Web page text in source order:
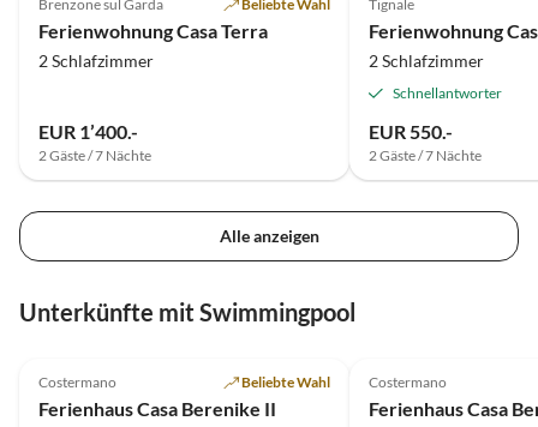
Brenzone sul Garda Beliebte Wahl
Ferienwohnung Casa Terra
2 Schlafzimmer
EUR 1’400.-
2 Gäste / 7 Nächte
Tignale
Ferienwohnung
2 Schlafzimmer
Schnellantworter
EUR 550.-
2 Gäste / 7 Nächte
Alle anzeigen
Unterkünfte mit Swimmingpool
Costermano Beliebte Wahl
Ferienhaus Casa Berenike II
Costermano
Ferienhaus Casa